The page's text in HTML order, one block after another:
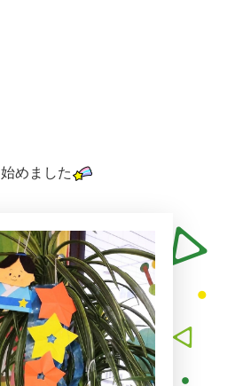
めました